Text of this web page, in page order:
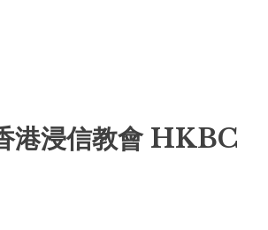
港浸信教會 HKBC